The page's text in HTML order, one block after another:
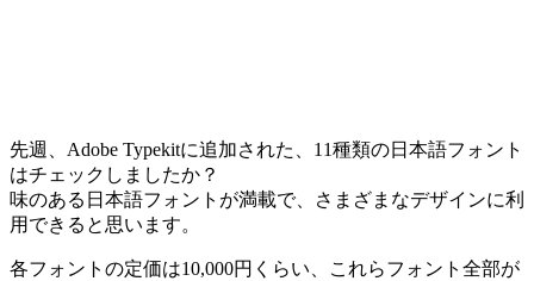
先週、Adobe Typekitに追加された、11種類の日本語フォント
はチェックしましたか？
味のある日本語フォントが満載で、さまざまなデザインに利
用できると思います。
各フォントの定価は10,000円くらい、これらフォント全部が